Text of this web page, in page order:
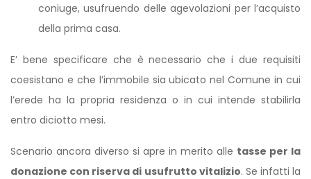
coniuge, usufruendo delle agevolazioni per l’acquisto
della prima casa.
E’ bene specificare che è necessario che i due requisiti
coesistano e che l’immobile sia ubicato nel Comune in cui
l’erede ha la propria residenza o in cui intende stabilirla
entro diciotto mesi.
Scenario ancora diverso si apre in merito alle tasse per la
donazione con riserva di usufrutto vitalizio. Se infatti la